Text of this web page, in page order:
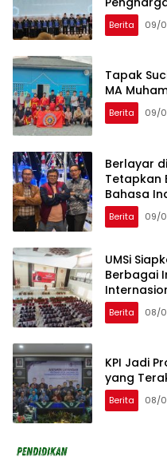
Berita 09/
Tapak
MA
Berita 09/
Berlayar
Tetapkan
Bahasa
Berita 09/
UMSi
Berbagai
Berita 08/
KPI Jadi
yang
Berita 08/